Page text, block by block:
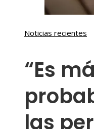
Noticias recientes
“Es
las